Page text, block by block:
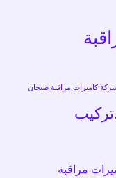
كاميرات مراقبة صبحان
مراقبة